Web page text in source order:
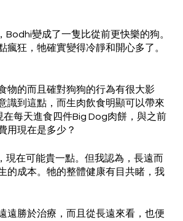
Bodhi變成了一隻比從前更快樂的狗。
瘋狂，牠確實變得冷靜和開心多了。
物的而且確對狗狗的行為有很大影
識到這點，而生肉飲食明顯可以帶來
每天進食四件Big Dog肉餅，與之前
用現在是多少？
現在可能貴一點。但我認為，長遠而
的成本。牠的整體健康有目共睹，我
遠勝於治療，而且從長遠來看，也便